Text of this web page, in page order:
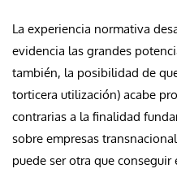
La experiencia normativa
evidencia las grandes
también, la posibilidad de
torticera utilización) acabe
contrarias a la finalidad
sobre empresas
puede ser otra que